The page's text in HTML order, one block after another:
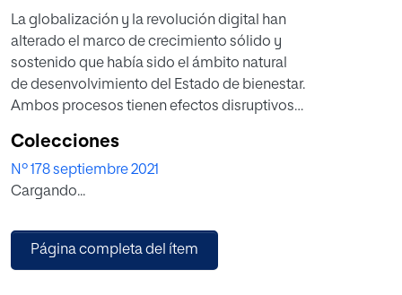
La globalización y la revolución digital han
alterado el marco de crecimiento sólido y
sostenido que había sido el ámbito natural
de desenvolvimiento del Estado de bienestar.
Ambos procesos tienen efectos disruptivos
nosotros, pues, se presenta una lucha de
grandes proporciones. Las democracias
europeas han de demostrar que son capaces
hacer sostenible el modelo de economía social
de mercado.
Colecciones
Nº 178 septiembre 2021
Cargando...
Página completa del ítem